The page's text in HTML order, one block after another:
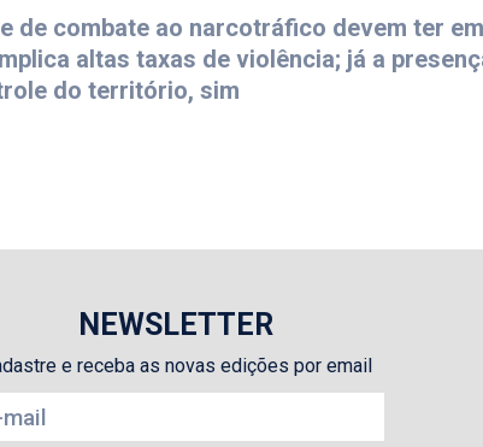
de combate ao narcotráfico devem ter
altas taxas de violência; já a
do território, sim
NEWSLETTER
e receba as novas edições por email